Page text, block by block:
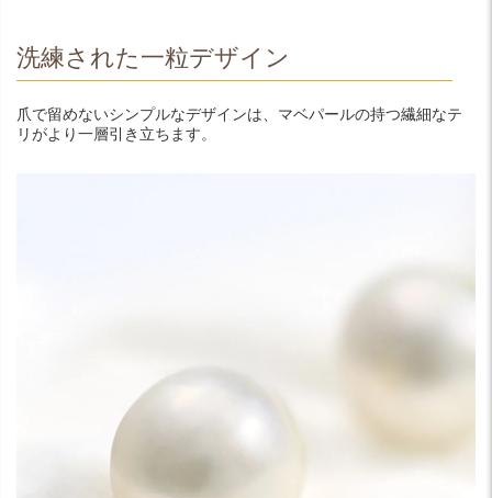
洗練された一粒デザイン
爪で留めないシンプルなデザインは、マベパールの持つ繊細なテ
リがより一層引き立ちます。